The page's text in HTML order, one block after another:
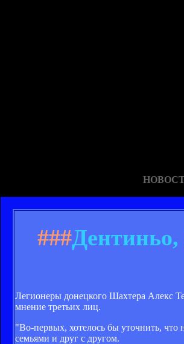
###
Легионеры донецкого Шахтера Алекс
мнение третьих лиц.
"Во-первых, хотелось бы уточнить,
семьями и друг с другом.